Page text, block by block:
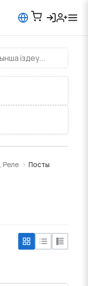
Реле
Посты